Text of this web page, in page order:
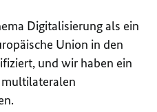
Digitalisierung als ein
Union in den
und wir haben ein
multilateralen